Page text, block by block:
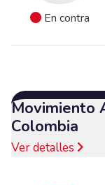
En contra
Movimiento
Colombia
Ver detalles